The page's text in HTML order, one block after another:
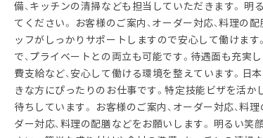
備、キッチンの清掃なども担当していただきます。 明
てください。 お客様のご案内、オーダー対応、料理の
ッフがしっかりサポートしますので安心して働けま
で、プライベートとの両立も可能です。待遇面も充実
費支給など、安心して働ける環境を整えています。日
きな方にぴったりのお仕事です。特定技能ビザを活
待ちしています。 お客様のご案内、オーダー対応、料
ダー対応、料理の配膳などをお願いします。 明るい